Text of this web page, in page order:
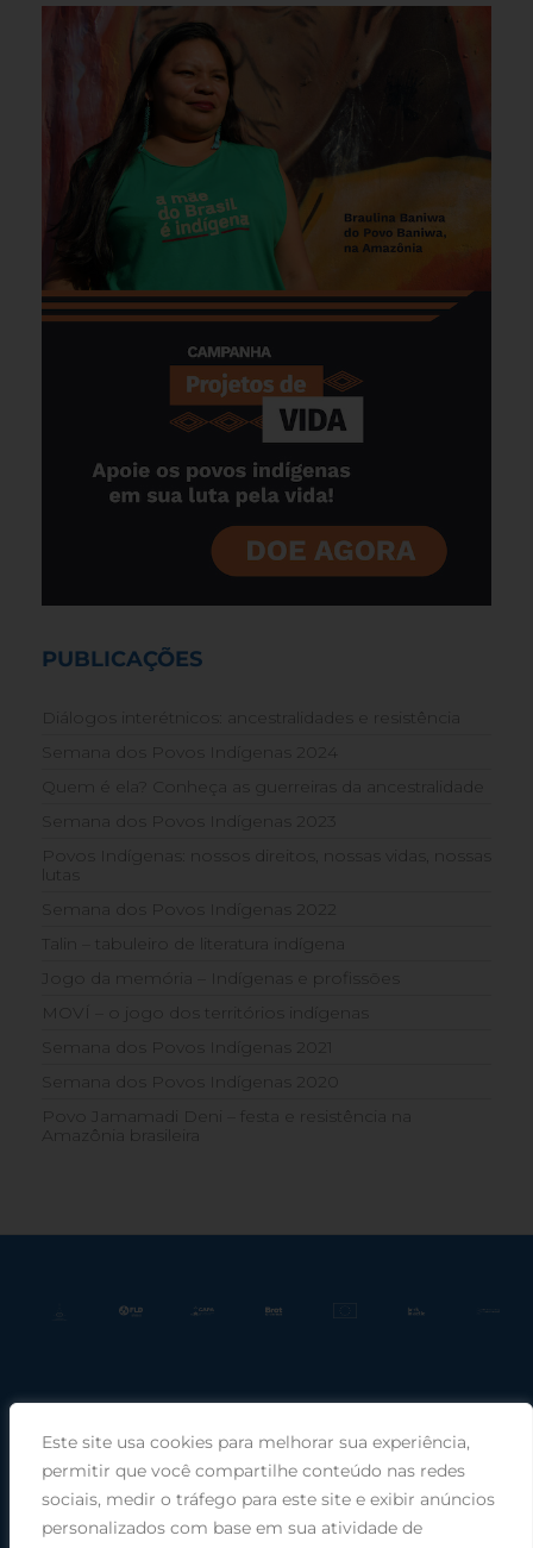
Este site usa cookies para melhorar sua experiência,
permitir que você compartilhe conteúdo nas redes
sociais, medir o tráfego para este site e exibir anúncios
personalizados com base em sua atividade de
PUBLICAÇÕES
Diálogos interétnicos: ancestralidades e resistência
Semana dos Povos Indígenas 2024
Quem é ela? Conheça as guerreiras da ancestralidade
Semana dos Povos Indígenas 2023
Povos Indígenas: nossos direitos, nossas vidas, nossas
lutas
Semana dos Povos Indígenas 2022
Talin – tabuleiro de literatura indígena
Jogo da memória – Indígenas e profissões
MOVÍ – o jogo dos territórios indígenas
Semana dos Povos Indígenas 2021
Semana dos Povos Indígenas 2020
Povo Jamamadi Deni – festa e resistência na
Amazônia brasileira
Praça Rui Barbosa, 220, sala 66, Porto Alegre, RS, 90030-100 |
Telefone: (51) 99949-1120